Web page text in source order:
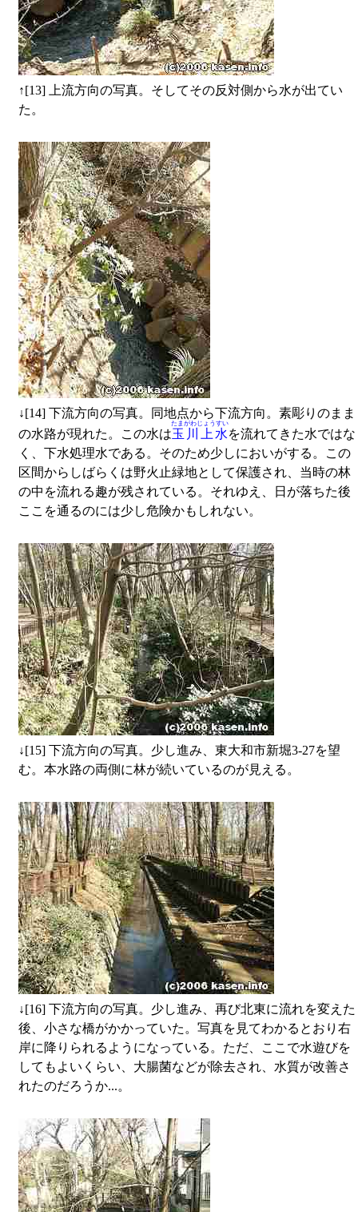
↑[13] 上流方向の写真。そしてその反対側から水が出てい
た。
↓[14] 下流方向の写真。同地点から下流方向。素彫りのまま
の水路が現れた。この水は玉川上水
たまがわじょうすい
を流れてきた水ではな
く、下水処理水である。そのため少しにおいがする。この
区間からしばらくは野火止緑地として保護され、当時の林
の中を流れる趣が残されている。それゆえ、日が落ちた後
ここを通るのには少し危険かもしれない。
↓[15] 下流方向の写真。少し進み、東大和市新堀3-27を望
む。本水路の両側に林が続いているのが見える。
↓[16] 下流方向の写真。少し進み、再び北東に流れを変えた
後、小さな橋がかかっていた。写真を見てわかるとおり右
岸に降りられるようになっている。ただ、ここで水遊びを
してもよいくらい、大腸菌などが除去され、水質が改善さ
れたのだろうか...。